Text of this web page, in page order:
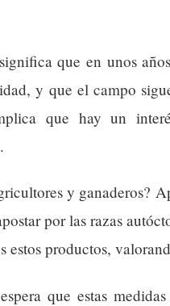
que en unos
y que el campo
que hay un
y ganaderos?
por las razas
estos productos,
que estas